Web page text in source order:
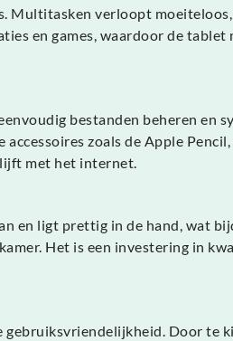
Multitasken verloopt
en games, waardoor de tablet
bestanden beheren en
zoals de Apple
met het internet.
en ligt prettig in de hand, wat
Het is een investering in
Door te